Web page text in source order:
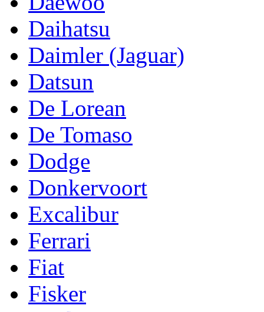
Daihatsu
Daimler (Jaguar)
Datsun
De Lorean
De Tomaso
Dodge
Donkervoort
Excalibur
Ferrari
Fiat
Fisker